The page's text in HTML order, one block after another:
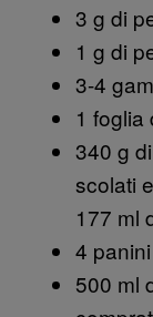
3 g di
1 g di
3-4
1 foglia
340 g
scolati
177 ml
4
500 ml